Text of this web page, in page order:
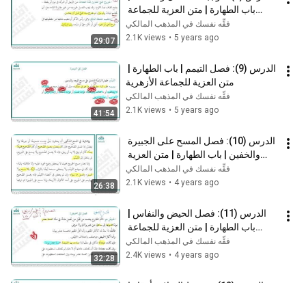
29:07
الأزهرية
فقِّه نفسك في المذهب المالكي
2.1K views • 5 years ago
41:54
متن العزية للجماعة الأزهرية
فقِّه نفسك في المذهب المالكي
2.1K views • 5 years ago
26:38
للجماعة الأزهرية
فقِّه نفسك في المذهب المالكي
2.1K views • 4 years ago
32:28
الأزهرية
فقِّه نفسك في المذهب المالكي
2.4K views • 4 years ago